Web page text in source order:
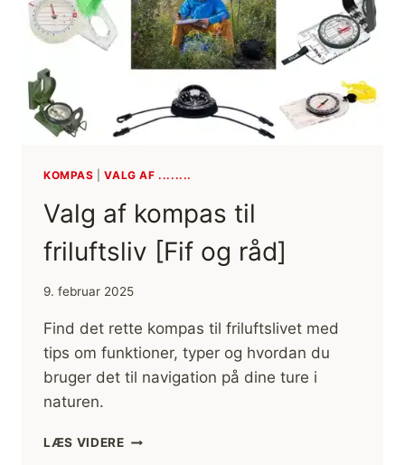
KOMPAS |VALG AF ........
Valg af kompas til
friluftsliv [Fif og råd]
9. februar 2025
Find det rette kompas til friluftslivet med
tips om funktioner, typer og hvordan du
bruger det til navigation på dine ture i
naturen.
LÆS VIDEREVALG